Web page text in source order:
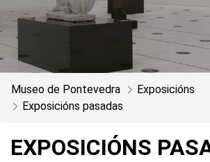
Museo de Pontevedra
Exposicións
Exposicións pasadas
EXPOSICIÓNS